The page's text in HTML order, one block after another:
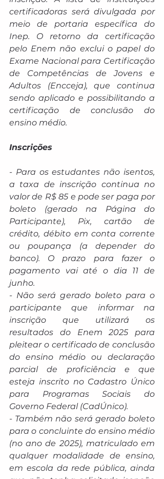
certificadoras será divulgada por
meio de portaria específica do
Inep. O retorno da certificação
pelo Enem não exclui o papel do
Exame Nacional para Certificação
de Competências de Jovens e
Adultos (Encceja), que continua
sendo aplicado e possibilitando a
certificação de conclusão do
ensino médio.
Inscrições
- Para os estudantes não isentos,
a taxa de inscrição continua no
valor de R$ 85 e pode ser paga por
boleto (gerado na Página do
Participante), Pix, cartão de
crédito, débito em conta corrente
ou poupança (a depender do
banco). O prazo para fazer o
pagamento vai até o dia 11 de
junho.
- Não será gerado boleto para o
participante que informar na
inscrição que utilizará os
resultados do Enem 2025 para
pleitear o certificado de conclusão
do ensino médio ou declaração
parcial de proficiência e que
esteja inscrito no Cadastro Único
para Programas Sociais do
Governo Federal (CadÚnico).
- Também não será gerado boleto
para o concluinte do ensino médio
(no ano de 2025), matriculado em
qualquer modalidade de ensino,
em escola da rede pública, ainda